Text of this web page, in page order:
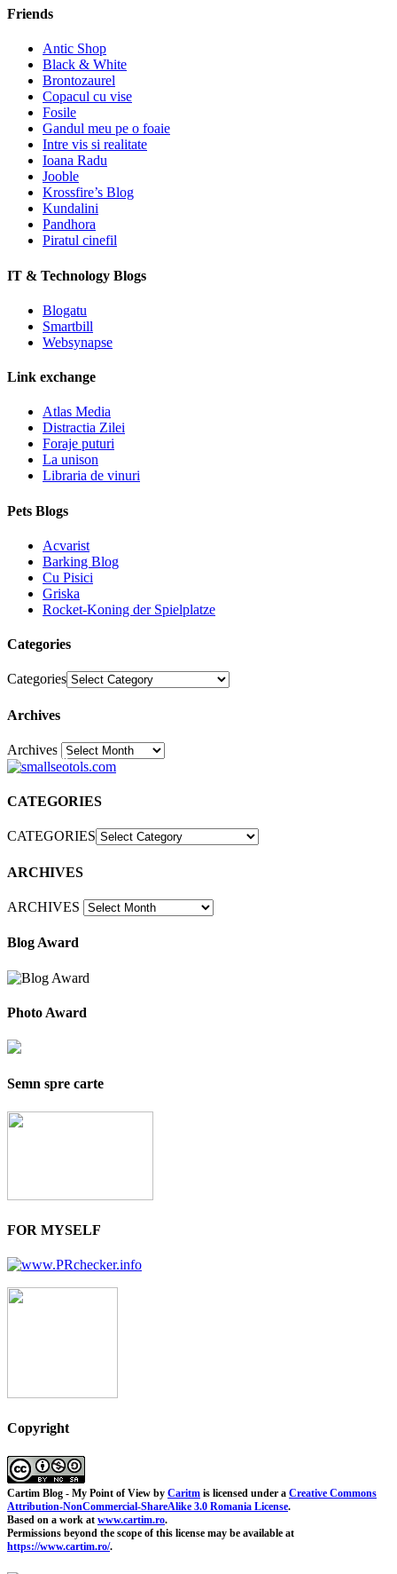
Friends
Antic Shop
Black & White
Brontozaurel
Copacul cu vise
Fosile
Gandul meu pe o foaie
Intre vis si realitate
Ioana Radu
Jooble
Krossfire’s Blog
Kundalini
Pandhora
Piratul cinefil
IT & Technology Blogs
Blogatu
Smartbill
Websynapse
Link exchange
Atlas Media
Distractia Zilei
Foraje puturi
La unison
Libraria de vinuri
Pets Blogs
Acvarist
Barking Blog
Cu Pisici
Griska
Rocket-Koning der Spielplatze
Categories
Categories
Archives
Archives30
CATEGORIES
CATEGORIES
ARCHIVES
ARCHIVES
Blog Award
Photo Award
Semn spre carte
FOR MYSELF
Copyright
Cartim Blog - My Point of View by Caritm is licensed under a Creative Commons
Attribution-NonCommercial-ShareAlike 3.0 Romania License.
Based on a work at www.cartim.ro.
Permissions beyond the scope of this license may be available at
https://www.cartim.ro/.